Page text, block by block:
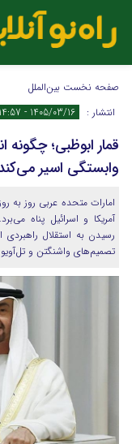
تلگرام
صفحه نخست بین‌الملل
انتشار :
1405/03/16 - 14:57
قمار ابوظبی؛ چگونه
وابستگی اسیر
امارات متحده عربی روز به
آمریکا و اسرائیل پناه
رسیدن به استقلال
تصمیم‌های واشنگتن و